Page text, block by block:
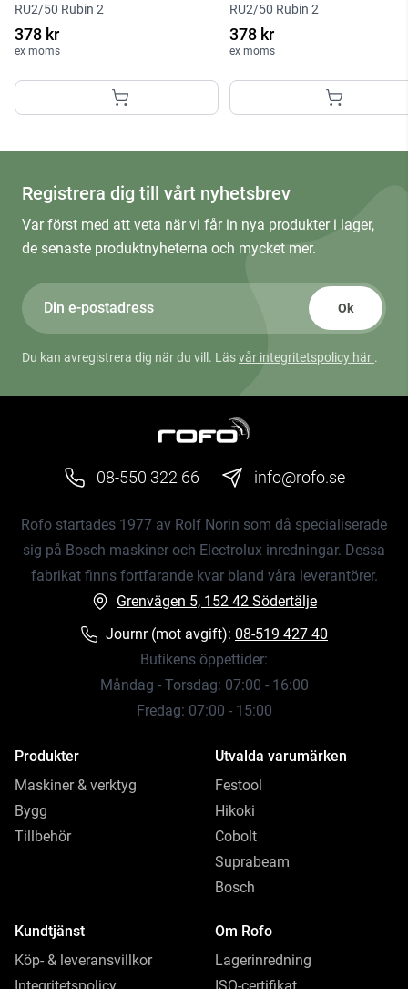
RU2/50 Rubin 2
378 kr
ex moms
RU2/50 Rubin 2
378 kr
ex moms
Registrera dig till vårt nyhetsbrev
Var först med att veta när vi får in nya produkter i lager,
de senaste produktnyheterna och mycket mer.
Ok
Du kan avregistrera dig när du vill. Läsvår integritetspolicy här .
08-550 322 66 info@rofo.se
Rofo startades 1977 av Rolf Norin som då specialiserade
sig på Bosch maskiner och Electrolux inredningar. Dessa
fabrikat finns fortfarande kvar bland våra leverantörer.
Grenvägen 5, 152 42 Södertälje
Journr (mot avgift): 08-519 427 40
Butikens öppettider:
Måndag - Torsdag: 07:00 - 16:00
Fredag: 07:00 - 15:00
Produkter
Maskiner & verktyg
Bygg
Tillbehör
Utvalda varumärken
Festool
Hikoki
Cobolt
Suprabeam
Bosch
Kundtjänst
Köp- & leveransvillkor
Om Rofo
Lagerinredning